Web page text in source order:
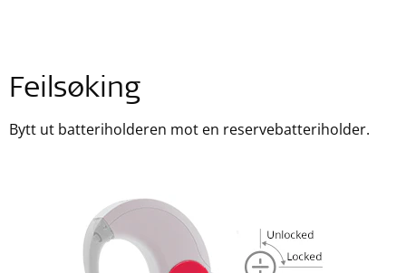
Feilsøking
Bytt ut batteriholderen mot en reservebatteriholder.